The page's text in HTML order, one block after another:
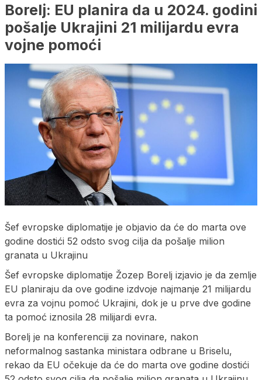
Borelj: EU planira da u 2024. godini
pošalje Ukrajini 21 milijardu evra
vojne pomoći
Šef evropske diplomatije je objavio da će do marta ove
godine dostići 52 odsto svog cilja da pošalje milion
granata u Ukrajinu
Šef evropske diplomatije Žozep Borelj izjavio je da zemlje
EU planiraju da ove godine izdvoje najmanje 21 milijardu
evra za vojnu pomoć Ukrajini, dok je u prve dve godine
ta pomoć iznosila 28 milijardi evra.
Borelj je na konferenciji za novinare, nakon
neformalnog sastanka ministara odbrane u Briselu,
rekao da EU očekuje da će do marta ove godine dostići